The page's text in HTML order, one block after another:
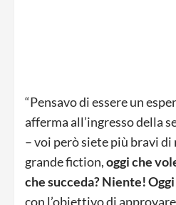
“Pensavo di essere un
afferma all’ingresso della
– voi però siete più bravi di
grande fiction,oggi che
che succeda? Niente!
con l’obiettivo di